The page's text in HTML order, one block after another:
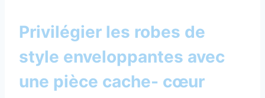
Privilégier les robes de
style enveloppantes avec
une pièce cache- cœur